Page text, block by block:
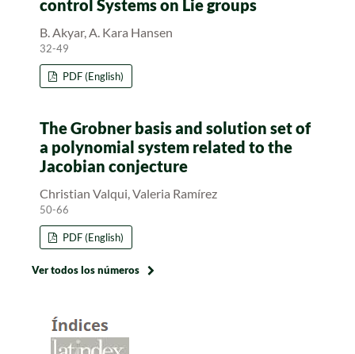
control Systems on Lie groups
B. Akyar, A. Kara Hansen
32-49
PDF (English)
The Grobner basis and solution set of
a polynomial system related to the
Jacobian conjecture
Christian Valqui, Valeria Ramírez
50-66
PDF (English)
Ver todos los números